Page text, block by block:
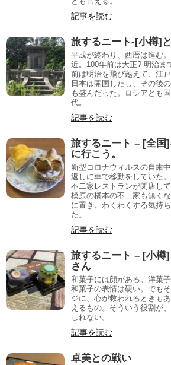
記事を読む
旅するニート-[小樽]
平成が終わり、西暦は進む
近。100年前は大正? 明治ま
前は明治を飛び越えて、江
日本は開国したし、その後
も盛んだった。ロシアとも
代。
記事を読む
旅するニート – [全国
に行こう。
新型コロナウィルスの自粛
返しに車で移動をしていた
不二家レストランが閉店し
模原の橋本の不二家も無く
に置き、わくわくする気持
た。
記事を読む
旅するニート – [小
さん
和菓子には顔がある。洋菓
和菓子の表情は硬い。でも
ジに、心が救われるときも
えるもの。そういう役割が
しれない。
記事を読む
卓美との戦い